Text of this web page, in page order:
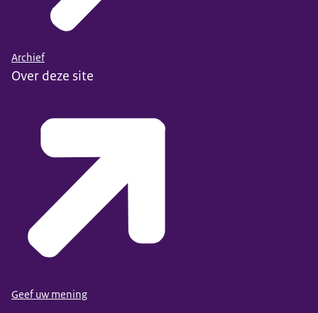
Archief
Over deze site
Geef uw mening